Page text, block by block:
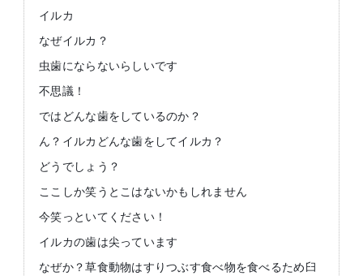
イルカ
なぜイルカ？
虫歯にならないらしいです
不思議！
ではどんな歯をしているのか？
ん？イルカどんな歯をしてイルカ？
どうでしょう？
ここしか笑うとこはないかもしれません
今笑っといてください！
イルカの歯は尖っています
なぜか？草食動物はすりつぶす食べ物を食べるため臼